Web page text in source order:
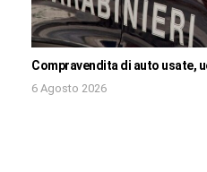
Compravendita di auto usate,
6 Agosto 2026